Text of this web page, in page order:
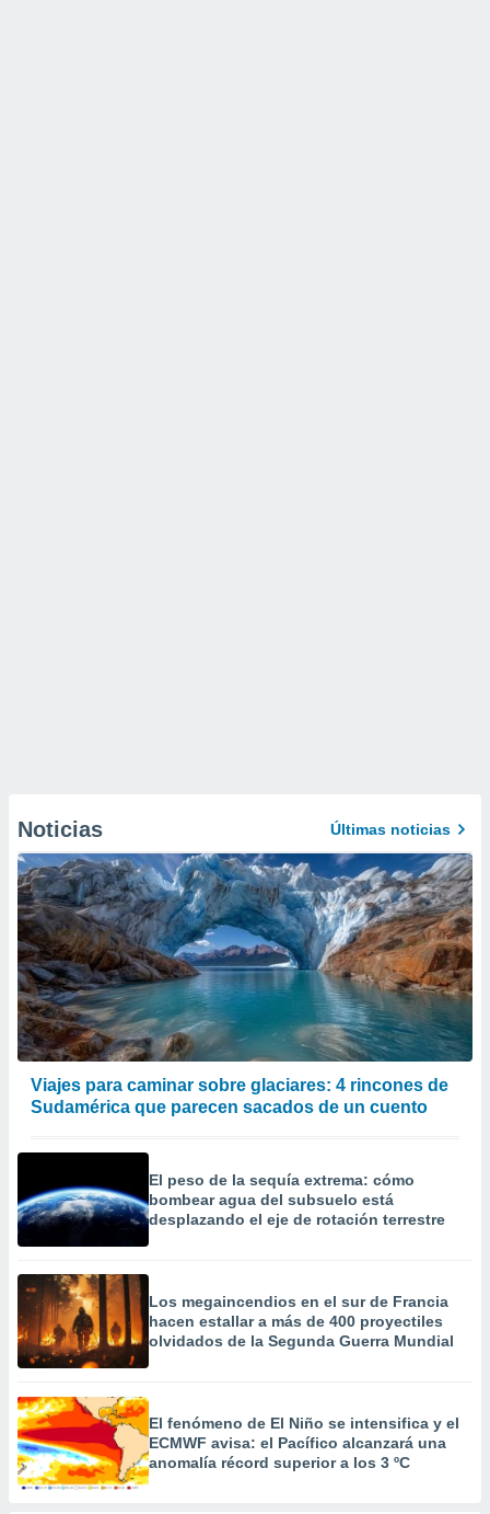
Noticias Últimas noticias
Viajes para caminar sobre glaciares: 4 rincones de
Sudamérica que parecen sacados de un cuento
El peso de la sequía extrema: cómo
bombear agua del subsuelo está
desplazando el eje de rotación terrestre
Los megaincendios en el sur de Francia
hacen estallar a más de 400 proyectiles
olvidados de la Segunda Guerra Mundial
El fenómeno de El Niño se intensifica y el
ECMWF avisa: el Pacífico alcanzará una
anomalía récord superior a los 3 ºC